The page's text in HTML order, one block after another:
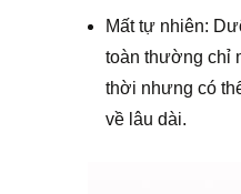
Mất tự nhiên:
toàn thường chỉ
thời nhưng có
về lâu dài.